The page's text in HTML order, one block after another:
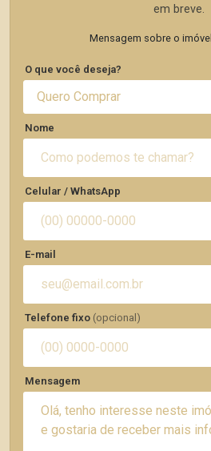
em breve.
Mensagem sobre o imóvel
O que você deseja?
Quero Comprar
Nome
Celular / WhatsApp
E-mail
Telefone fixo (opcional)
Mensagem